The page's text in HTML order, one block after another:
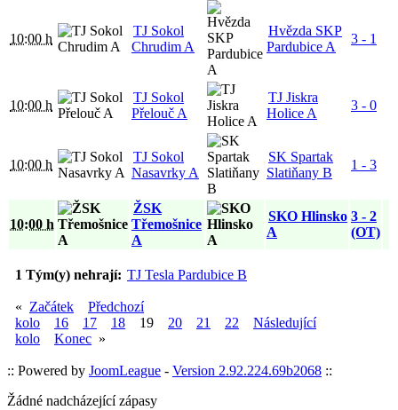
10:00 h
TJ Sokol
Chrudim A
Hvězda SKP
Pardubice A
3 - 1
10:00 h
TJ Sokol
Přelouč A
TJ Jiskra
Holice A
3 - 0
10:00 h
TJ Sokol
Nasavrky A
SK Spartak
Slatiňany B
1 - 3
10:00 h
ŽSK
Třemošnice
A
SKO Hlinsko
A
3 - 2
(OT)
1 Tým(y) nehrají: TJ Tesla Pardubice B
« Začátek
Předchozí
kolo
16 17 18 19 20 21 22
Následující
kolo
Konec »
:: Powered by JoomLeague - Version 2.92.224.69b2068 ::
Žádné nadcházející zápasy